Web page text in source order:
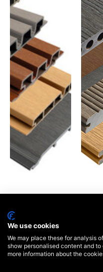
We use cookies
We may place these for analysis
show personalised content and
more information about the